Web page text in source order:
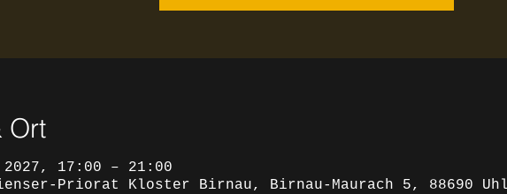
Ort
17:00 – 21:00
Priorat Kloster Birnau, Birnau-Maurach 5, 88690